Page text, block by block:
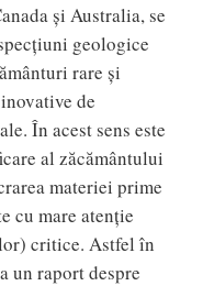
şi Australia, se
geologice
rare şi
de
În acest sens este
al zăcământului
materiei prime
cu mare atenţie
critice. Astfel în
un raport despre